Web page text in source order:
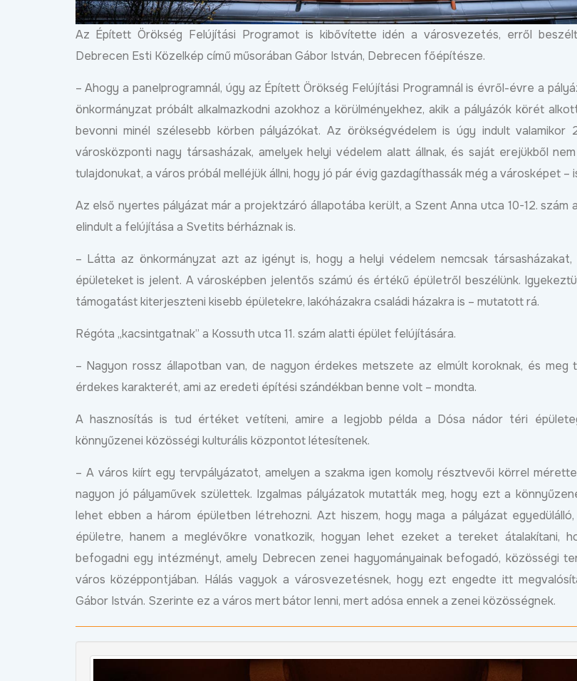
Az Épített Örökség Felújítási Programot is kibővítette idén a városvezetés, erről
Debrecen Esti Közelkép című műsorában Gábor István, Debrecen főépítésze.
– Ahogy a panelprogramnál, úgy az Épített Örökség Felújítási Programnál is évről-évre a
önkormányzat próbált alkalmazkodni azokhoz a körülményekhez, akik a pályázók körét
bevonni minél szélesebb körben pályázókat. Az örökségvédelem is úgy indult valamikor
városközponti nagy társasházak, amelyek helyi védelem alatt állnak, és saját erejükből
tulajdonukat, a város próbál melléjük állni, hogy jó pár évig gazdagíthassák még a városképet –
Az első nyertes pályázat már a projektzáró állapotába került, a Szent Anna utca 10-12. szám
elindult a felújítása a Svetits bérháznak is.
– Látta az önkormányzat azt az igényt is, hogy a helyi védelem nemcsak társasházakat,
épületeket is jelent. A városképben jelentős számú és értékű épületről beszélünk.
támogatást kiterjeszteni kisebb épületekre, lakóházakra családi házakra is – mutatott rá.
Régóta „kacsintgatnak” a Kossuth utca 11. szám alatti épület felújítására.
– Nagyon rossz állapotban van, de nagyon érdekes metszete az elmúlt koroknak, és meg
érdekes karakterét, ami az eredeti építési szándékban benne volt – mondta.
A hasznosítás is tud értéket vetíteni, amire a legjobb példa a Dósa nádor téri
könnyűzenei közösségi kulturális központot létesítenek.
– A város kiírt egy tervpályázatot, amelyen a szakma igen komoly résztvevői körrel
nagyon jó pályaművek születtek. Izgalmas pályázatok mutatták meg, hogy ezt a
lehet ebben a három épületben létrehozni. Azt hiszem, hogy maga a pályázat
épületre, hanem a meglévőkre vonatkozik, hogyan lehet ezeket a tereket átalakítani,
befogadni egy intézményt, amely Debrecen zenei hagyományainak befogadó, közösségi
város középpontjában. Hálás vagyok a városvezetésnek, hogy ezt engedte itt
Gábor István. Szerinte ez a város mert bátor lenni, mert adósa ennek a zenei közösségnek.
Debrecen a helyi kkv-
szektor külpiacra lépését
csarnokkal bővült a Déli
program Debrecenben
2026.03.31 Bővebben